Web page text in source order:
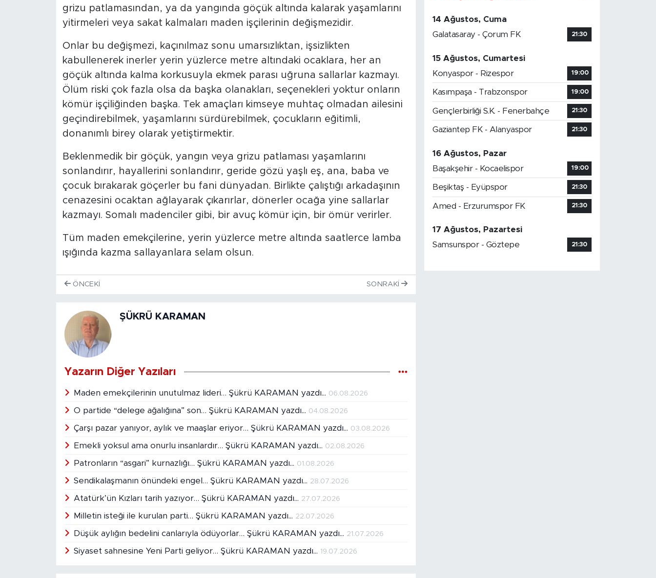
grizu patlamasından, ya da yangında göçük altında kalarak yaşamlarını
yitirmeleri veya sakat kalmaları maden işçilerinin değişmezidir.
Onlar bu değişmezi, kaçınılmaz sonu umarsızlıktan, işsizlikten
kabullenerek inerler yerin yüzlerce metre altındaki ocaklara, her an
göçük altında kalma korkusuyla ekmek parası uğruna sallarlar kazmayı.
Ölüm riski çok fazla olsa da başka olanakları, seçenekleri yoktur onların
kömür işçiliğinden başka. Tek amaçları kimseye muhtaç olmadan ailesini
geçindirebilmek, yaşamlarını sürdürebilmek, çocukların eğitimli,
donanımlı birey olarak yetiştirmektir.
Beklenmedik bir göçük, yangın veya grizu patlaması yaşamlarını
sonlandırır, hayallerini sonlandırır, geride gözü yaşlı eş, ana, baba ve
çocuk bırakarak göçerler bu fani dünyadan. Birlikte çalıştığı arkadaşının
cenazesini ocaktan ağlayarak çıkarırlar, dönerler ocağa yine sallarlar
kazmayı. Somalı madenciler gibi, bir avuç kömür için, bir ömür verirler.
Tüm maden emekçilerine, yerin yüzlerce metre altında saatlerce lamba
ışığında kazma sallayanlara selam olsun.
ÖNCEKI SONRAKI
ŞÜKRÜ KARAMAN
Yazarın Diğer Yazıları
Maden emekçilerinin unutulmaz lideri… Şükrü KARAMAN yazdı... 06.08.2026
O partide “delege ağalığına” son… Şükrü KARAMAN yazdı... 04.08.2026
Çarşı pazar yanıyor, aylık ve maaşlar eriyor… Şükrü KARAMAN yazdı... 03.08.2026
Emekli yoksul ama onurlu insanlardır… Şükrü KARAMAN yazdı... 02.08.2026
Patronların “asgari” kurnazlığı… Şükrü KARAMAN yazdı... 01.08.2026
Sendikalaşmanın önündeki engel… Şükrü KARAMAN yazdı... 28.07.2026
Atatürk’ün Kızları tarih yazıyor… Şükrü KARAMAN yazdı... 27.07.2026
Milletin isteği ile kurulan parti… Şükrü KARAMAN yazdı... 22.07.2026
Düşük aylığın bedelini canlarıyla ödüyorlar… Şükrü KARAMAN yazdı... 21.07.2026
Siyaset sahnesine Yeni Parti geliyor… Şükrü KARAMAN yazdı... 19.07.2026
14 Ağustos, Cuma
Galatasaray - Çorum FK
21:30
15 Ağustos, Cumartesi
Konyaspor - Rizespor
19:00
Kasımpaşa - Trabzonspor 19:00
Gençlerbirliği S.K. - Fenerbahçe 21:30
Gaziantep FK - Alanyaspor 21:30
16 Ağustos, Pazar
Başakşehir - Kocaelispor
19:00
Beşiktaş - Eyüpspor 21:30
Amed - Erzurumspor FK 21:30
17 Ağustos, Pazartesi
Samsunspor - Göztepe
21:30